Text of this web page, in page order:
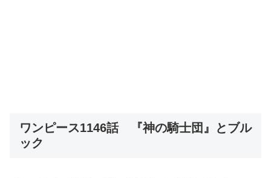
ワンピース1146話 『神の騎士団』とブル
ック